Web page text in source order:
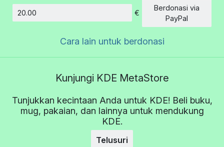
€
Berdonasi via
PayPal
Cara lain untuk berdonasi
Kunjungi KDE MetaStore
Tunjukkan kecintaan Anda untuk KDE! Beli buku,
mug, pakaian, dan lainnya untuk mendukung
KDE.
Telusuri